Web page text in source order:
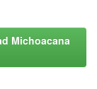
Michoacana